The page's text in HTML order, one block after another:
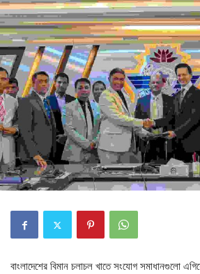
বাংলাদেশের বিমান চলাচল খাতে সংযোগ সমাধানগুলো